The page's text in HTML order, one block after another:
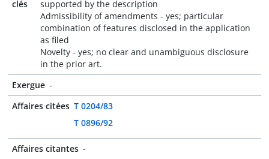
clés
supported by the description
Admissibility of amendments - yes; particular
combination of features disclosed in the application
as filed
Novelty - yes; no clear and unambiguous disclosure
in the prior art.
Exergue -
Affaires citées T 0204/83
T 0896/92
Affaires citantes -